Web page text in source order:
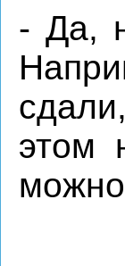
- Да,
этом